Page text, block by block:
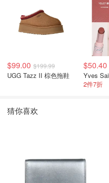
$99.00 $199.99
UGG Tazz II 棕色拖鞋
$50.40
2件7折
猜你喜欢